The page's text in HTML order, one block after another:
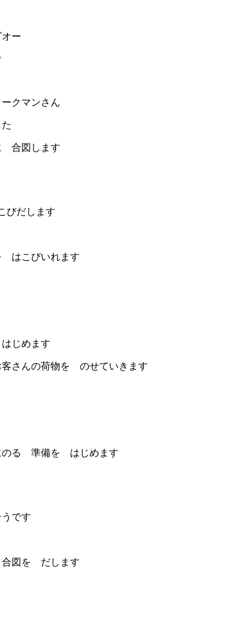
ー
クマンさん
合図します
びだします
はこびいれます
じめます
さんの荷物を のせていきます
のる 準備を はじめます
うです
図を だします